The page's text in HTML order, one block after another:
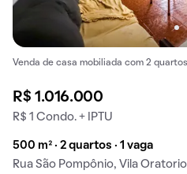
Venda de casa mobiliada com 2
R$ 1.016.000
R$ 1 Condo. + IPTU
500 m² · 2 quartos · 1 vaga
Rua São Pompônio, Vila Oratorio